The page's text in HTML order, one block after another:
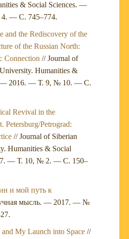
& Social Sciences. —
— С. 745–774.
and the Rediscovery of the
of the Russian North:
Connection // Journal of
Humanities &
— 2016. — Т. 9, № 10. — С.
Revival in the
Petersburg/Petrograd:
// Journal of Siberian
Humanities & Social
— Т. 10, № 2. — С. 150–
и мой путь к
мысль. — 2017. — №
My Launch into Space //